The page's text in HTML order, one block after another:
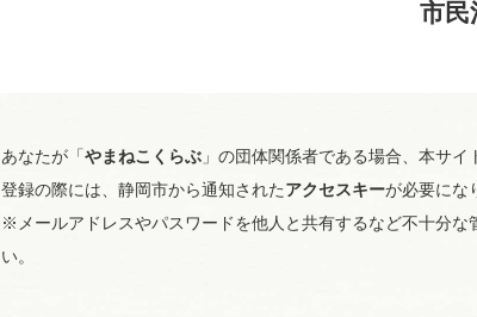
市民
あなたが「 やまねこくらぶ 」の団体関係者である場合、本サ
登録の際には、静岡市から通知された アクセスキーが必要にな
※メールアドレスやパスワードを他人と共有するなど不十分
い。